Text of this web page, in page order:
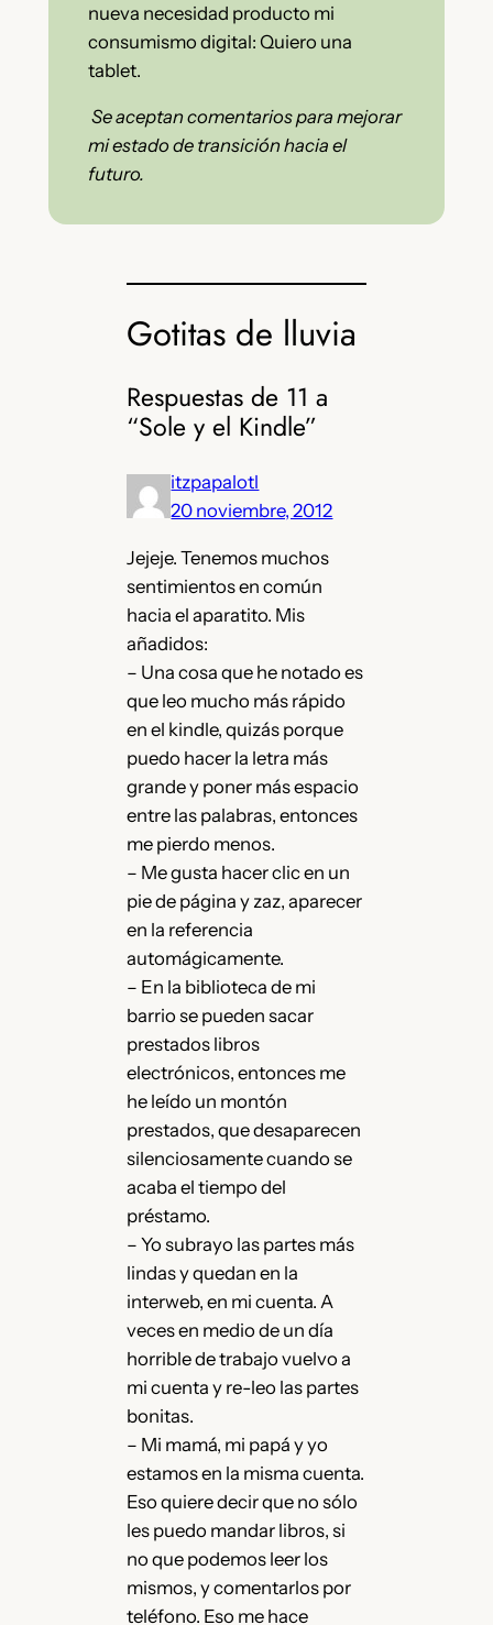
nueva necesidad producto mi
consumismo digital: Quiero una
tablet.
Se aceptan comentarios para mejorar
mi estado de transición hacia el
futuro.
Gotitas de lluvia
Respuestas de 11 a
“Sole y el Kindle”
itzpapalotl
20 noviembre, 2012
Jejeje. Tenemos muchos
sentimientos en común
hacia el aparatito. Mis
añadidos:
– Una cosa que he notado es
que leo mucho más rápido
en el kindle, quizás porque
puedo hacer la letra más
grande y poner más espacio
entre las palabras, entonces
me pierdo menos.
– Me gusta hacer clic en un
pie de página y zaz, aparecer
en la referencia
automágicamente.
– En la biblioteca de mi
barrio se pueden sacar
prestados libros
electrónicos, entonces me
he leído un montón
prestados, que desaparecen
silenciosamente cuando se
acaba el tiempo del
préstamo.
– Yo subrayo las partes más
lindas y quedan en la
interweb, en mi cuenta. A
veces en medio de un día
horrible de trabajo vuelvo a
mi cuenta y re-leo las partes
bonitas.
– Mi mamá, mi papá y yo
estamos en la misma cuenta.
Eso quiere decir que no sólo
les puedo mandar libros, si
no que podemos leer los
mismos, y comentarlos por
teléfono. Eso me hace